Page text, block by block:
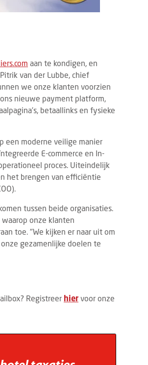
aan te kondigen, en
van der Lubbe, chief
we onze klanten voorzien
nieuwe payment platform,
betaallinks en fysieke
een moderne veilige manier
E-commerce en In-
proces. Uiteindelijk
het brengen van efficiëntie
tussen beide organisaties.
onze klanten
toe. "We kijken er naar uit om
gezamenlijke doelen te
Registreer hier voor onze